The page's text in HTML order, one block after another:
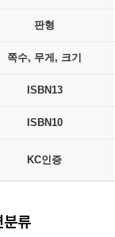
판형
쪽수, 무게, 크기
ISBN13
ISBN10
KC인증
분류